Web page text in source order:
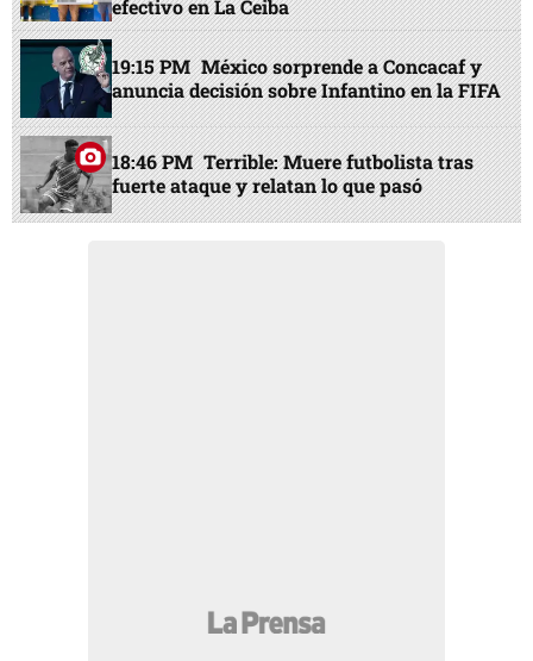
efectivo en La Ceiba
19:15 PM México sorprende a Concacaf y
anuncia decisión sobre Infantino en la FIFA
18:46 PM Terrible: Muere futbolista tras
fuerte ataque y relatan lo que pasó